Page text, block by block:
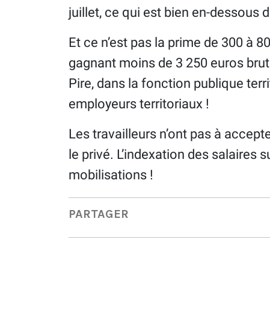
juillet, ce qui est bien en-dessous
Et ce n’est pas la prime de 300 à
gagnant moins de 3 250 euros
Pire, dans la fonction publique
employeurs territoriaux !
Les travailleurs n’ont pas à
le privé. L’indexation des salaires
mobilisations !
PARTAGER